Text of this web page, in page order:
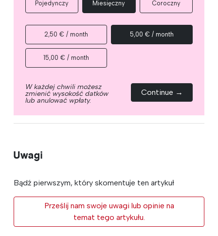
Pojedynczy Miesięczny Coroczny
2,50 € / month 5,00 € / month
15,00 € / month
W każdej chwili możesz
zmienić wysokość datków
lub anulować wpłaty.
Continue →
Uwagi
Bądź pierwszym, który skomentuje ten artykuł
Prześlij nam swoje uwagi lub opinie na
temat tego artykułu.